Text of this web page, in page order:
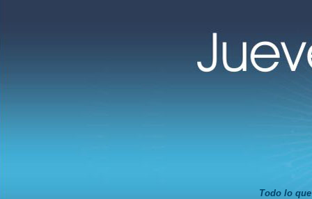
Todo lo